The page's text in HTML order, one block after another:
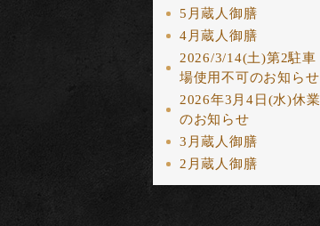
5月蔵人御膳
4月蔵人御膳
2026/3/14(土)第2駐車
場使用不可のお知らせ
2026年3月4日(水)休業
のお知らせ
3月蔵人御膳
2月蔵人御膳